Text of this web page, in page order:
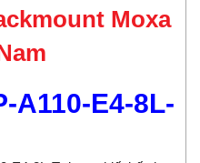
Moxa
A110-E4-8L-